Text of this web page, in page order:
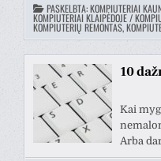
PASKELBTA:KOMPIUTERIAI
KOMPIUTERIAI KLAIPĖDOJE /
KOMPIUTERIŲ REMONTAS,
10
Kai
Arba